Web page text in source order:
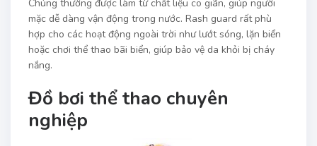
Chúng thường được làm từ chất liệu co giãn, giúp người
mặc dễ dàng vận động trong nước. Rash guard rất phù
hợp cho các hoạt động ngoài trời như lướt sóng, lặn biển
hoặc chơi thể thao bãi biển, giúp bảo vệ da khỏi bị cháy
nắng.
Đồ bơi thể thao chuyên
nghiệp